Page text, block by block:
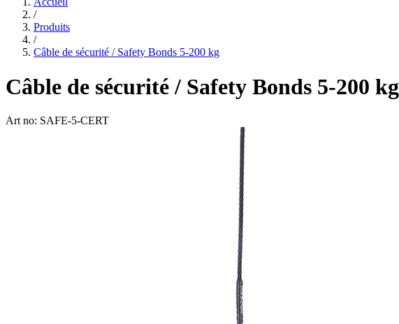
/
Produits
/
Câble de sécurité / Safety Bonds 5-200 kg
Câble de sécurité / Safety Bonds 5-200 kg
Art no: SAFE-5-CERT